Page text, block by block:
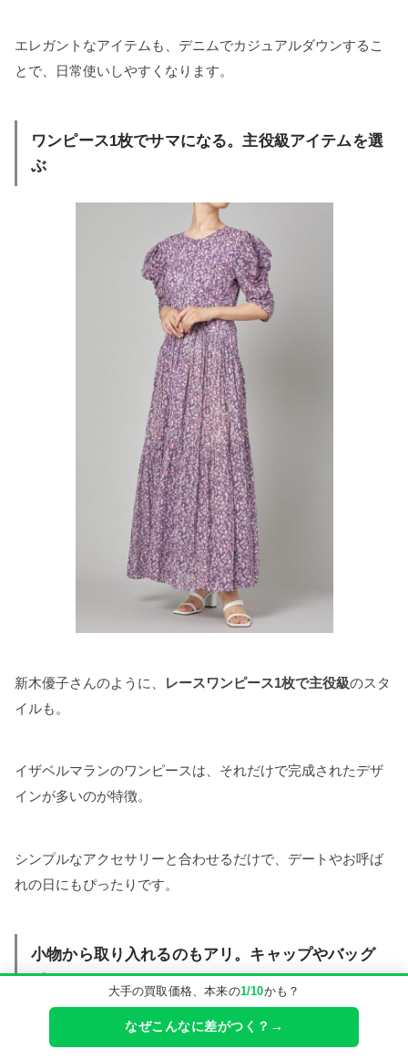
大手の買取価格、本来の1/10かも？
なぜこんなに差がつく？→
エレガントなアイテムも、デニムでカジュアルダウンするこ
とで、日常使いしやすくなります。
ワンピース1枚でサマになる。主役級アイテムを選
ぶ
新木優子さんのように、 レースワンピース1枚で主役級のスタ
イルも。
イザベルマランのワンピースは、それだけで完成されたデザ
インが多いのが特徴。
シンプルなアクセサリーと合わせるだけで、デートやお呼ば
れの日にもぴったりです。
小物から取り入れるのもアリ。キャップやバッグ
で